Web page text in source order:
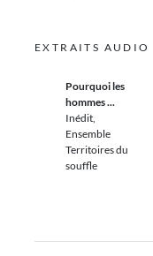
EXTRAITS AUDIO
Pourquoi les
hommes ...
Inédit,
Ensemble
Territoires du
souffle